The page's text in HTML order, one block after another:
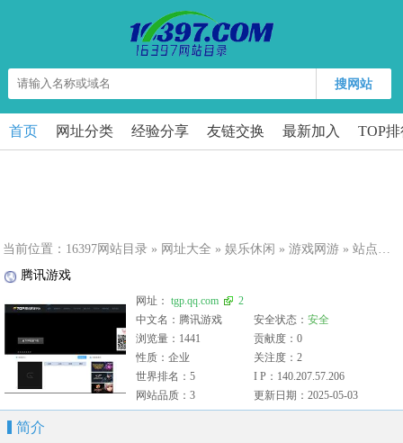
搜网站
首页 网址分类 经验分享 友链交换 最新加入 TOP
当前位置： 16397网站目录 » 网址大全 » 娱乐休闲 » 游戏网游 » 站点详细
腾讯游戏
网址： tgp.qq.com
2
中文名：腾讯游戏
安全状态：安全
浏览量：1441
贡献度：0
性质：企业
关注度：2
世界排名：5
I P：140.207.57.206
网站品质：3
更新日期：2025-05-03
简介